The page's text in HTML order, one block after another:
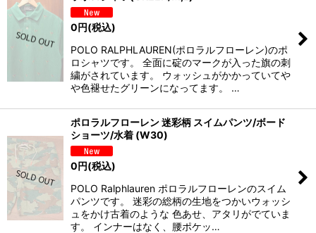
0円(税込)
POLO RALPHLAUREN(ポロラルフローレン)のポ
ロシャツです。 全面に碇のマークが入った旗の刺
繍がされています。 ウォッシュがかかっていてや
や色褪せたグリーンになってます。 …
ポロラルフローレン 迷彩柄 スイムパンツ/ボード
ショーツ/水着 (W30)
0円(税込)
POLO Ralphlauren ポロラルフローレンのスイム
パンツです。 迷彩の総柄の生地をつかいウォッシ
ュをかけ古着のような 色あせ、アタリがでていま
す。 インナーはなく、腰ポケッ…